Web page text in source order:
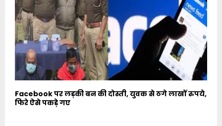
Facebook पर लड़की बन की दोस्ती, युवक से ठगे लाखों रुपये,
फिरे ऐसे पकड़े गए